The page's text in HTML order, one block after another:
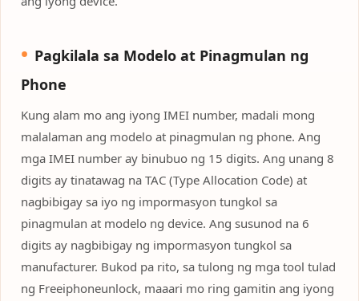
Pagkilala sa Modelo at Pinagmulan ng
Phone
Kung alam mo ang iyong IMEI number, madali mong
malalaman ang modelo at pinagmulan ng phone. Ang
mga IMEI number ay binubuo ng 15 digits. Ang unang 8
digits ay tinatawag na TAC (Type Allocation Code) at
nagbibigay sa iyo ng impormasyon tungkol sa
pinagmulan at modelo ng device. Ang susunod na 6
digits ay nagbibigay ng impormasyon tungkol sa
manufacturer. Bukod pa rito, sa tulong ng mga tool tulad
ng Freeiphoneunlock, maaari mo ring gamitin ang iyong